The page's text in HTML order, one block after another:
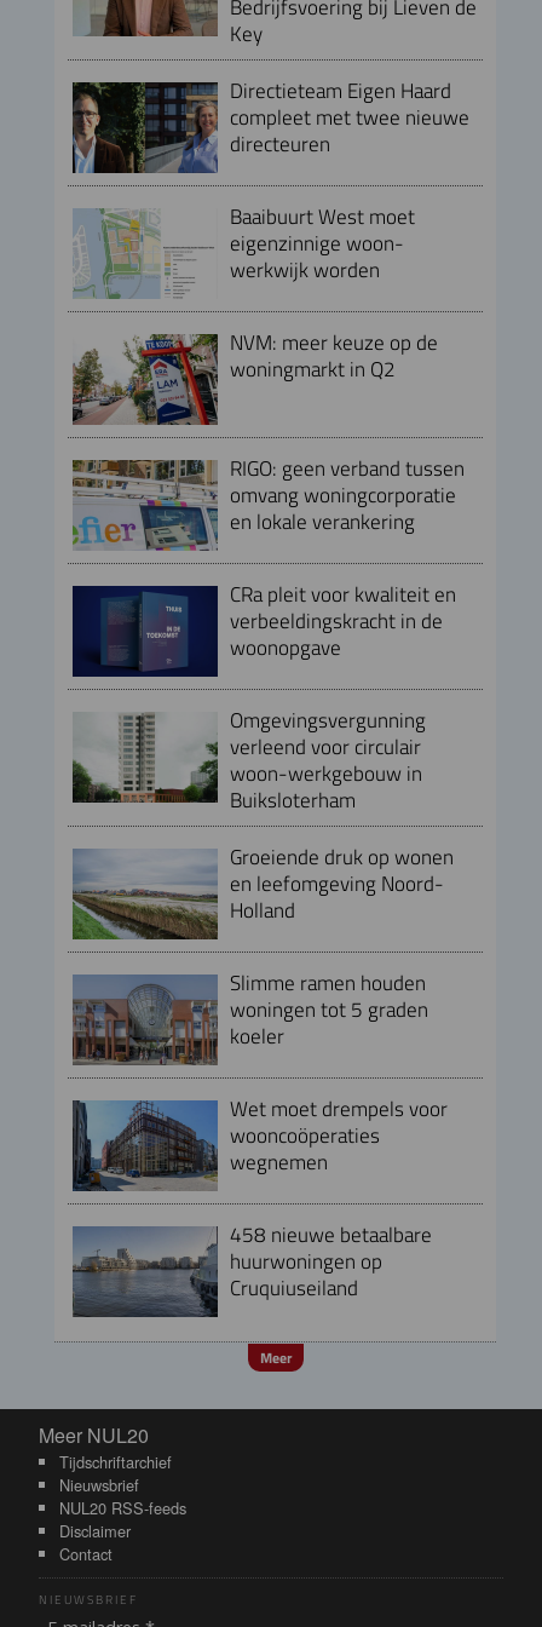
Bedrijfsvoering bij Lieven de
Key
Directieteam Eigen Haard
compleet met twee nieuwe
directeuren
Baaibuurt West moet
eigenzinnige woon-
werkwijk worden
NVM: meer keuze op de
woningmarkt in Q2
RIGO: geen verband tussen
omvang woningcorporatie
en lokale verankering
CRa pleit voor kwaliteit en
verbeeldingskracht in de
woonopgave
Omgevingsvergunning
verleend voor circulair
woon-werkgebouw in
Buiksloterham
Groeiende druk op wonen
en leefomgeving Noord-
Holland
Slimme ramen houden
woningen tot 5 graden
koeler
Wet moet drempels voor
wooncoöperaties
wegnemen
458 nieuwe betaalbare
huurwoningen op
Cruquiuseiland
Meer
Meer NUL20
Meer NUL20
Tijdschriftarchief
Nieuwsbrief
NUL20 RSS-feeds
Disclaimer
Contact
NIEUWSBRIEF